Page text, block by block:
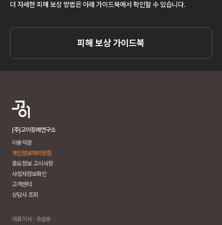
더 자세한 피해 보상 방법은 아래 가이드북에서 확인할 수 있습니다.
피해 보상 가이드북
(주)고이장례연구소
이용약관
개인정보처리방침
중요정보 고시사항
사업자정보확인
고객센터
상담사 조회
대표이사 : 송슬옹